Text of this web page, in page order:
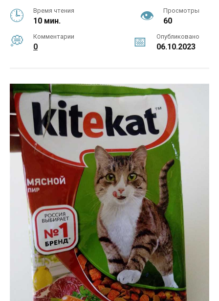
Время чтения
10 мин.
Просмотры
60
Комментарии
0
Опубликовано
06.10.2023